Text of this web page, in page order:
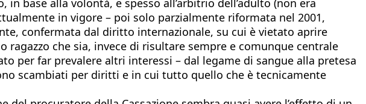
base alla volontà, e spesso all’arbitrio dell’adulto (non era
in vigore – poi solo parzialmente riformata nel 2001,
confermata dal diritto internazionale, su cui è vietato aprire
che sia, invece di risultare sempre e comunque centrale
per far prevalere altri interessi – dal legame di sangue alla pretesa
scambiati per diritti e in cui tutto quello che è tecnicamente